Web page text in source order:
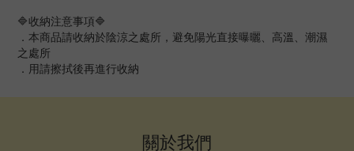
🔷收納注意事項🔷
．本商品請收納於陰涼之處所，避免陽光直接曝曬、高溫、潮濕
之處所
．用請擦拭後再進行收納
關於我們